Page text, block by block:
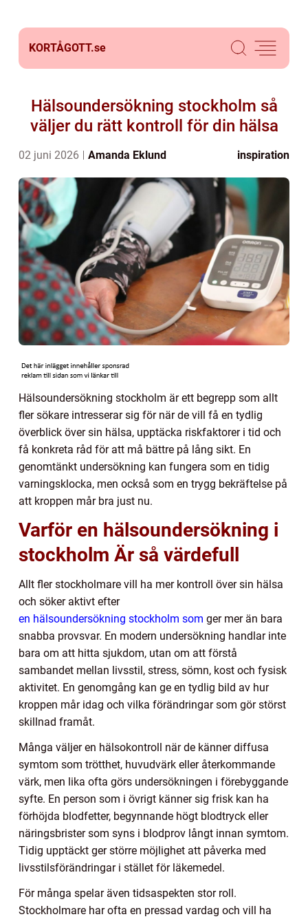
KORTÅGOTT.se
Hälsoundersökning stockholm så
väljer du rätt kontroll för din hälsa
02 juni 2026 Amanda Eklund inspiration
Hälsoundersökning stockholm är ett begrepp som allt
fler sökare intresserar sig för när de vill få en tydlig
överblick över sin hälsa, upptäcka riskfaktorer i tid och
få konkreta råd för att må bättre på lång sikt. En
genomtänkt undersökning kan fungera som en tidig
varningsklocka, men också som en trygg bekräftelse på
att kroppen mår bra just nu.
Varför en hälsoundersökning i
stockholm Är så värdefull
Allt fler stockholmare vill ha mer kontroll över sin hälsa
och söker aktivt efter
en hälsoundersökning stockholm som ger mer än bara
snabba provsvar. En modern undersökning handlar inte
bara om att hitta sjukdom, utan om att förstå
sambandet mellan livsstil, stress, sömn, kost och fysisk
aktivitet. En genomgång kan ge en tydlig bild av hur
kroppen mår idag och vilka förändringar som gör störst
skillnad framåt.
Många väljer en hälsokontroll när de känner diffusa
symtom som trötthet, huvudvärk eller återkommande
värk, men lika ofta görs undersökningen i förebyggande
syfte. En person som i övrigt känner sig frisk kan ha
förhöjda blodfetter, begynnande högt blodtryck eller
näringsbrister som syns i blodprov långt innan symtom.
Tidig upptäckt ger större möjlighet att påverka med
livsstilsförändringar i stället för läkemedel.
För många spelar även tidsaspekten stor roll.
Stockholmare har ofta en pressad vardag och vill ha